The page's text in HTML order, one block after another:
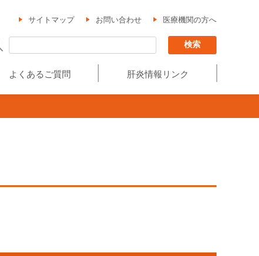
サイトマップ お問い合わせ 医療機関の方へ
よくあるご質問 肝炎情報リンク